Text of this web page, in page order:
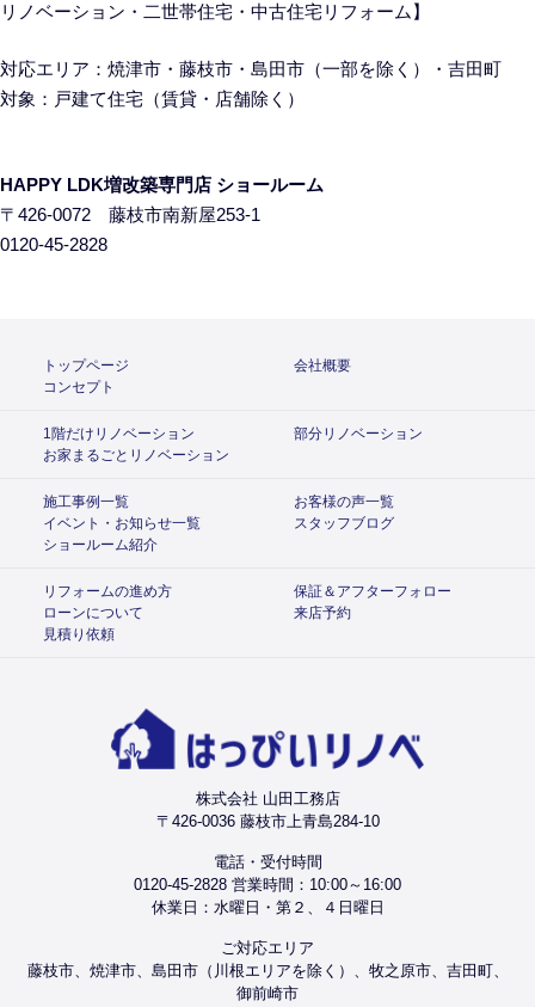
リノベーション・二世帯住宅・中古住宅リフォーム】
対応エリア：焼津市・藤枝市・島田市（一部を除く）・吉田町
対象：戸建て住宅 （賃貸・店舗除く）
HAPPY LDK増改築専門店 ショールーム
〒426-0072 藤枝市南新屋253-1
0120-45-2828
トップページ
会社概要
コンセプト
1階だけリノベーション
部分リノベーション
お家まるごとリノベーション
施工事例一覧
お客様の声一覧
イベント・お知らせ一覧
スタッフブログ
ショールーム紹介
リフォームの進め方
保証＆アフターフォロー
ローンについて
来店予約
見積り依頼
株式会社 山田工務店
〒426-0036 藤枝市上青島284-10
電話・受付時間
0120-45-2828 営業時間：10:00～16:00
休業日：水曜日・第２、４日曜日
ご対応エリア
藤枝市、焼津市、島田市（川根エリアを除く）、牧之原市、吉田町、
御前崎市